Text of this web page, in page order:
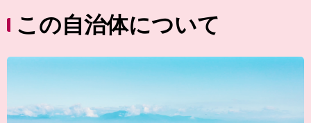
この自治体について